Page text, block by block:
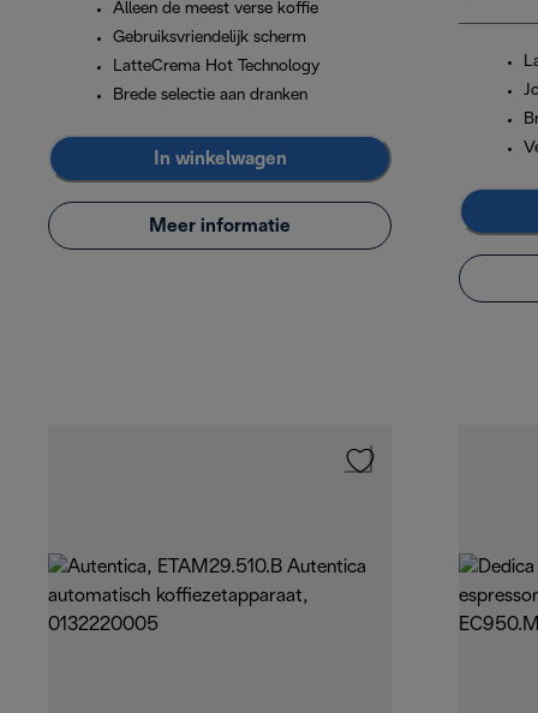
Alleen de meest verse koffie
Gebruiksvriendelijk scherm
LatteCrema Hot Technology
Brede selectie aan dranken
In winkelwagen
Meer informatie